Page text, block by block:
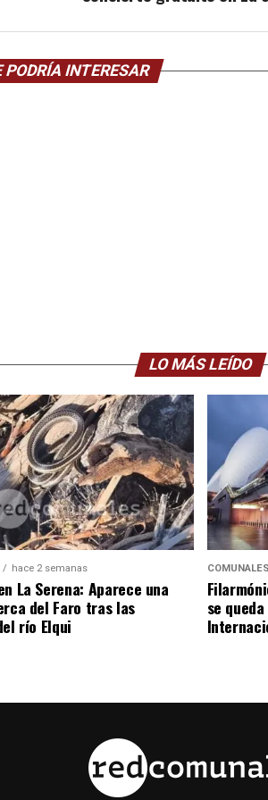
PODRÍA INTERESAR
LO MÁS LEÍDO
hace 2 semanas
La Serena: Aparece una
del Faro tras las
río Elqui
COMUNALES
se